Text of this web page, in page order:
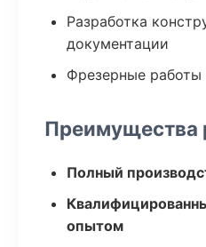
Разработка
документации
Фрезерные работы
Преимущества
Полный
опытом